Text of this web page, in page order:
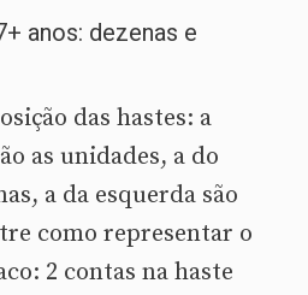
anos: dezenas e
das hastes: a
as unidades, a do
a da esquerda são
como representar o
2 contas na haste